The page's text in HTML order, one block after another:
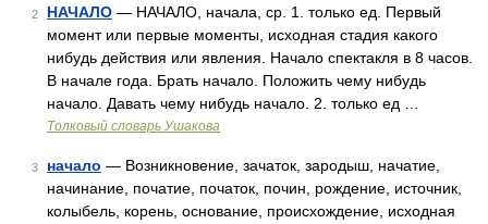
2 НАЧАЛО — НАЧАЛО, начала, ср. 1. только ед. Первый
момент или первые моменты, исходная стадия какого
нибудь действия или явления. Начало спектакля в 8 часов.
В начале года. Брать начало. Положить чему нибудь
начало. Давать чему нибудь начало. 2. только ед …
Толковый словарь Ушакова
3 начало — Возникновение, зачаток, зародыш, начатие,
начинание, початие, початок, почин, рождение, источник,
колыбель, корень, основание, происхождение, исходная